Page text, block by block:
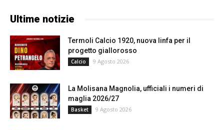
Ultime notizie
Termoli Calcio 1920, nuova linfa per il
progetto giallorosso
Calcio 9 Agosto 2026
La Molisana Magnolia, ufficiali i numeri di
maglia 2026/27
Basket 9 Agosto 2026